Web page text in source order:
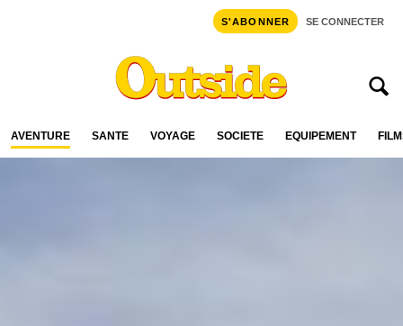
S'ABONNER SE CONNECTER
AVENTURE SANTÉ VOYAGE SOCIÉTÉ ÉQUIPEMENT